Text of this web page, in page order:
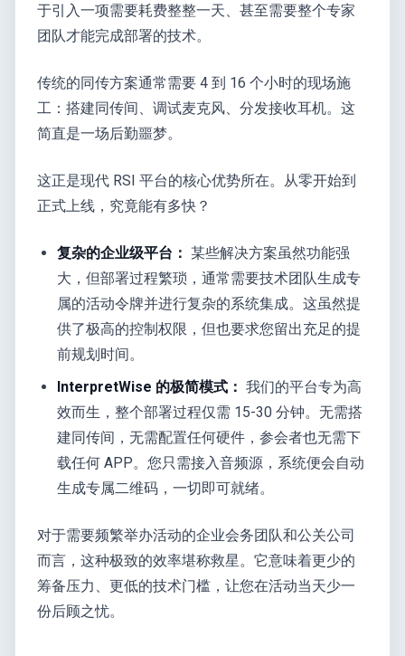
于引入一项需要耗费整整一天、甚至需要整个专家
团队才能完成部署的技术。
传统的同传方案通常需要 4 到 16 个小时的现场施
工：搭建同传间、调试麦克风、分发接收耳机。这
简直是一场后勤噩梦。
这正是现代 RSI 平台的核心优势所在。从零开始到
正式上线，究竟能有多快？
复杂的企业级平台： 某些解决方案虽然功能强
大，但部署过程繁琐，通常需要技术团队生成专
属的活动令牌并进行复杂的系统集成。这虽然提
供了极高的控制权限，但也要求您留出充足的提
前规划时间。
InterpretWise 的极简模式： 我们的平台专为高
效而生，整个部署过程仅需 15-30 分钟。无需搭
建同传间，无需配置任何硬件，参会者也无需下
载任何 APP。您只需接入音频源，系统便会自动
生成专属二维码，一切即可就绪。
对于需要频繁举办活动的企业会务团队和公关公司
而言，这种极致的效率堪称救星。它意味着更少的
筹备压力、更低的技术门槛，让您在活动当天少一
份后顾之忧。